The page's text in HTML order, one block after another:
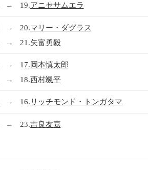
→ 19.アニセサムエラ
→ 20.マリー・ダグラス
→ 21.矢富勇毅
→ 17.岡本慎太郎
→ 18.西村颯平
→ 16. リッチモンド・トンガタマ
→ 23.吉良友嘉